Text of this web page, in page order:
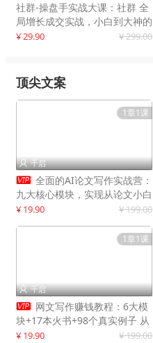
社群-操盘手实战大课：社群 全
局增长成交实战，小白到大神的
进阶之路
¥ 29.90 ¥ 299.00
顶尖文案
1章1课
 千启
 全面的AI论文写作实战营：
九大核心模块，实现从论文小白
到高效产出的跨越
¥ 19.90 ¥ 199.00
1章1课
 千启
 网文写作赚钱教程：6大模
块+17本火书+98个真实例子 从
入门到精通实战方法
¥ 19.90 ¥ 199.00